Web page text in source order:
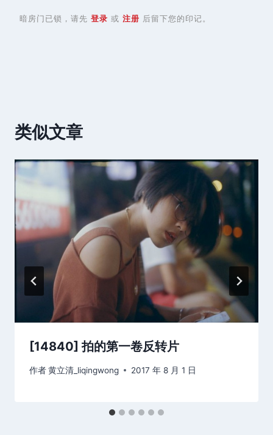
暗房门已锁，请先 登录 或 注册 后留下您的印记。
类似文章
[14840] 拍的第一卷反转片
作者黄立清_liqingwong 2017 年 8 月 1 日